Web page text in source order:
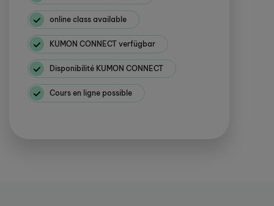
online class available
KUMON CONNECT verfügbar
Disponibilité KUMON CONNECT
Cours en ligne possible